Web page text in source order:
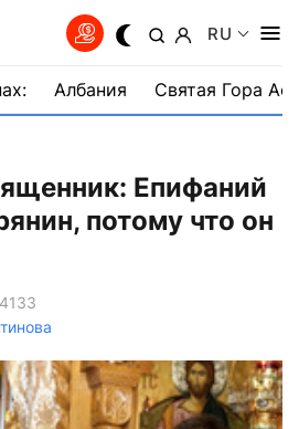
RU
Албания Святая Гора
Епифаний
потому что он
4133